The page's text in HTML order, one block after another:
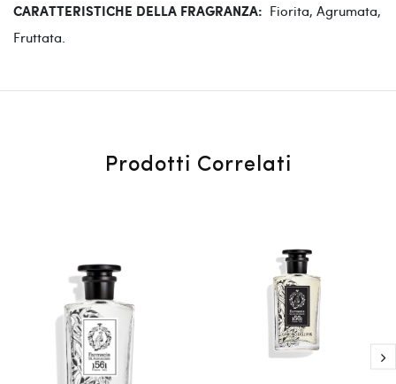
CARATTERISTICHE DELLA FRAGRANZA:
Fiorita, Agrumata,
Fruttata.
Prodotti Correlati